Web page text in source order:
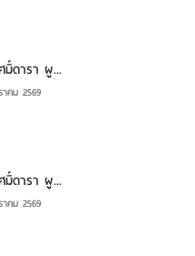
ดารา ผู...
คม 2569
ดารา ผู...
คม 2569